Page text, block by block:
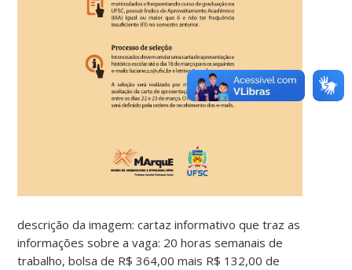
descrição da imagem: cartaz informativo que traz as
informações sobre a vaga: 20 horas semanais de
trabalho, bolsa de R$ 364,00 mais R$ 132,00 de